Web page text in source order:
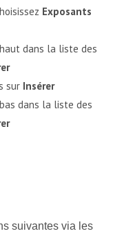
Exposants
dans la liste des
sur Insérer
dans la liste des
suivantes via les